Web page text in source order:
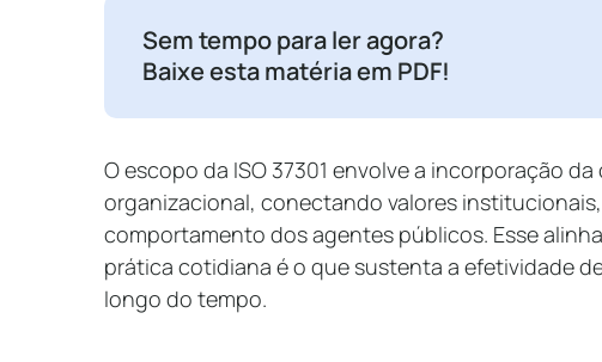
Sem tempo para ler agora?
Baixe esta matéria em PDF!
O escopo da ISO 37301 envolve a incorporação
organizacional, conectando valores
comportamento dos agentes públicos. Esse
prática cotidiana é o que sustenta a efetividade
longo do tempo.